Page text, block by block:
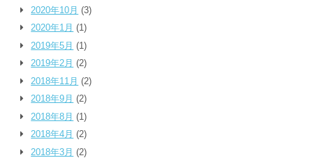
2020年10月 (3)
2020年1月 (1)
2019年5月 (1)
2019年2月 (2)
2018年11月 (2)
2018年9月 (2)
2018年8月 (1)
2018年4月 (2)
2018年3月 (2)